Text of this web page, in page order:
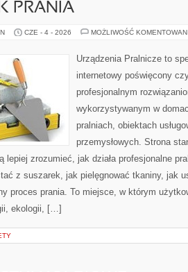
PRANIA
CZE - 4 - 2026 MOŻLIWOŚĆ
Urządzenia Pralnicze to
internetowy poświęcony
profesjonalnym
wykorzystywanym w
pralniach, obiektach
przemysłowych. Strona
lepiej zrozumieć, jak działa profesjonalne
z suszarek, jak pielęgnować tkaniny, jak
proces prania. To miejsce, w którym
ekologii, […]